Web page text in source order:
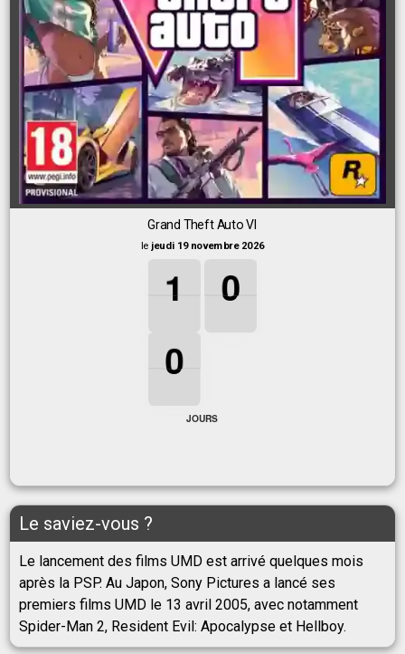
Grand Theft Auto VI
le jeudi 19 novembre 2026
1
1
1
1 0
0
0
0
0
0
0
0
JOURS
Le saviez-vous ?
Le lancement des films UMD est arrivé quelques mois
après la PSP. Au Japon, Sony Pictures a lancé ses
premiers films UMD le 13 avril 2005, avec notamment
Spider-Man 2, Resident Evil: Apocalypse et Hellboy.